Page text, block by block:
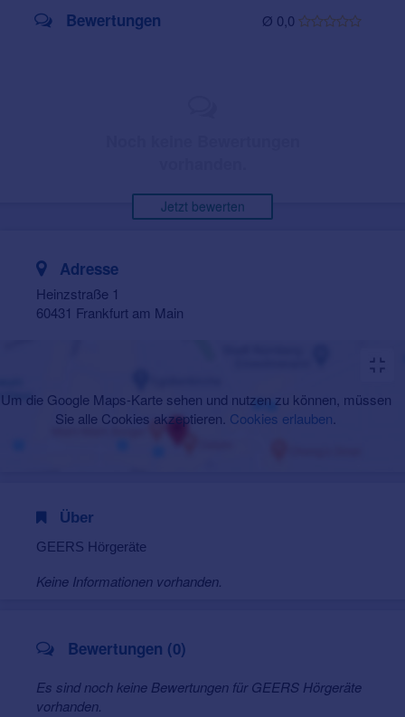
Ø 0,0
Bewertungen
Jetzt bewerten
Adresse
Heinzstraße 1
60431 Frankfurt am Main
Um die Google Maps-Karte sehen und nutzen zu können, müssen
Sie alle Cookies akzeptieren. Cookies erlauben
Über
GEERS Hörgeräte
Keine Informationen vorhanden.
Bewertungen (0)
Es sind noch keine Bewertungen für GEERS Hörgeräte
vorhanden.